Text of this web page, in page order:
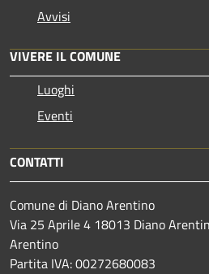
Avvisi
VIVERE IL COMUNE
Luoghi
Eventi
CONTATTI
Comune di Diano Arentino
Via 25 Aprile 4 18013 Diano
Arentino
Partita IVA: 00272680083